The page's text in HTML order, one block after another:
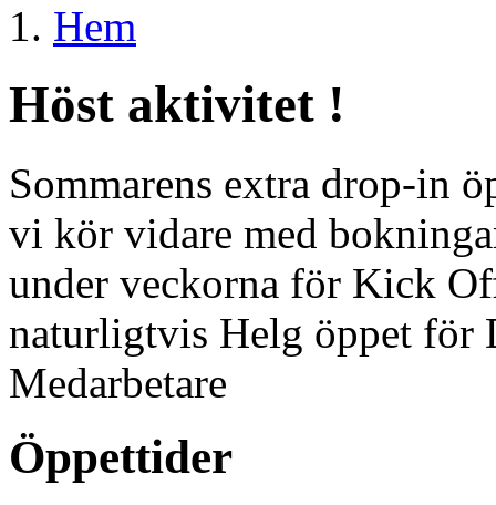
Hem
Höst aktivitet !
Sommarens extra drop-in
vi kör vidare med
under veckorna för Kick
naturligtvis Helg öppet för
Medarbetare
Öppettider